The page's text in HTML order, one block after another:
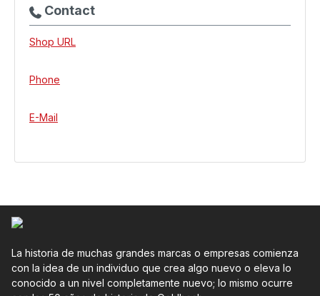
Contact
Shop URL
Phone
E-Mail
La historia de muchas grandes marcas o empresas comienza
con la idea de un individuo que crea algo nuevo o eleva lo
conocido a un nivel completamente nuevo; lo mismo ocurre